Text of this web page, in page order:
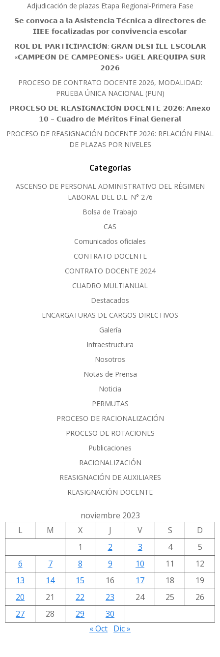
Adjudicación de plazas Etapa Regional-Primera Fase
𝗦𝗲 𝗰𝗼𝗻𝘃𝗼𝗰𝗮 𝗮 𝗹𝗮 𝗔𝘀𝗶𝘀𝘁𝗲𝗻𝗰𝗶𝗮 𝗧𝗲́𝗰𝗻𝗶𝗰𝗮 𝗮 𝗱𝗶𝗿𝗲𝗰𝘁𝗼𝗿𝗲𝘀 𝗱𝗲
𝗜𝗜𝗘𝗘 𝗳𝗼𝗰𝗮𝗹𝗶𝘇𝗮𝗱𝗮𝘀 𝗽𝗼𝗿 𝗰𝗼𝗻𝘃𝗶𝘃𝗲𝗻𝗰𝗶𝗮 𝗲𝘀𝗰𝗼𝗹𝗮𝗿
𝗥𝗢𝗟 𝗗𝗘 𝗣𝗔𝗥𝗧𝗜𝗖𝗜𝗣𝗔𝗖𝗜𝗢́𝗡: 𝗚𝗥𝗔𝗡 𝗗𝗘𝗦𝗙𝗜𝗟𝗘 𝗘𝗦𝗖𝗢𝗟𝗔𝗥
«𝗖𝗔𝗠𝗣𝗘𝗢́𝗡 𝗗𝗘 𝗖𝗔𝗠𝗣𝗘𝗢𝗡𝗘𝗦» 𝗨𝗚𝗘𝗟 𝗔𝗥𝗘𝗤𝗨𝗜𝗣𝗔 𝗦𝗨𝗥
𝟮𝟬𝟮𝟲
PROCESO DE CONTRATO DOCENTE 2026, MODALIDAD:
PRUEBA ÚNICA NACIONAL (PUN)
𝗣𝗥𝗢𝗖𝗘𝗦𝗢 𝗗𝗘 𝗥𝗘𝗔𝗦𝗜𝗚𝗡𝗔𝗖𝗜𝗢́𝗡 𝗗𝗢𝗖𝗘𝗡𝗧𝗘 𝟮𝟬𝟮𝟲: 𝗔𝗻𝗲𝘅𝗼
𝟭𝟬 – 𝗖𝘂𝗮𝗱𝗿𝗼 𝗱𝗲 𝗠𝗲́𝗿𝗶𝘁𝗼𝘀 𝗙𝗶𝗻𝗮𝗹 𝗚𝗲𝗻𝗲𝗿𝗮𝗹
PROCESO DE REASIGNACIÓN DOCENTE 2026: RELACIÓN FINAL
DE PLAZAS POR NIVELES
Categorías
ASCENSO DE PERSONAL ADMINISTRATIVO DEL RÈGIMEN
LABORAL DEL D.L. N° 276
Bolsa de Trabajo
CAS
Comunicados oficiales
CONTRATO DOCENTE
CONTRATO DOCENTE 2024
CUADRO MULTIANUAL
Destacados
ENCARGATURAS DE CARGOS DIRECTIVOS
Galería
Infraestructura
Nosotros
Notas de Prensa
Noticia
PERMUTAS
PROCESO DE RACIONALIZACIÓN
PROCESO DE ROTACIONES
Publicaciones
RACIONALIZACIÓN
REASIGNACIÓN DE AUXILIARES
REASIGNACIÓN DOCENTE
noviembre 2023
L
M X J V S
D
1
2 3 4
5
6
7 8 9 10 11
12
13
14 15 16 17 18
19
20
21 22 23 24 25
26
27
28 29
30
« Oct Dic »